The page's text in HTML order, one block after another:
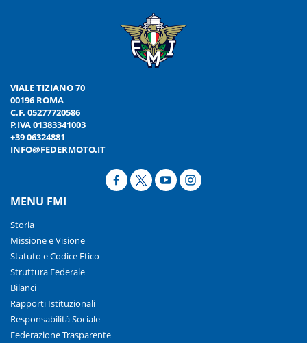
VIALE TIZIANO 70
00196 ROMA
C.F. 05277720586
P.IVA 01383341003
+39 06324881
INFO@FEDERMOTO.IT
MENU FMI
Storia
Missione e Visione
Statuto e Codice Etico
Struttura Federale
Bilanci
Rapporti Istituzionali
Responsabilità Sociale
Federazione Trasparente